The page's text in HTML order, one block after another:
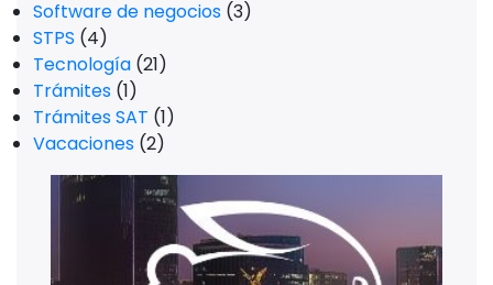
Software de negocios (3)
STPS (4)
Tecnología (21)
Trámites (1)
Trámites SAT (1)
Vacaciones (2)